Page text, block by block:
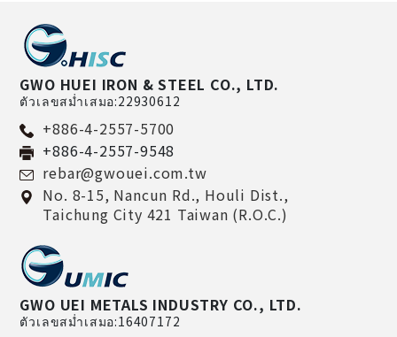
GWO HUEI IRON & STEEL CO., LTD.
ตัวเลขสม่ำเสมอ:22930612
+886-4-2557-5700
+886-4-2557-9548
rebar@gwouei.com.tw
No. 8-15, Nancun Rd., Houli Dist.,
Taichung City 421 Taiwan (R.O.C.)
GWO UEI METALS INDUSTRY CO., LTD.
ตัวเลขสม่ำเสมอ:16407172